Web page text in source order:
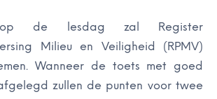
op de lesdag zal Register
Milieu en Veiligheid (RPMV)
Wanneer de toets met goed
zullen de punten voor twee